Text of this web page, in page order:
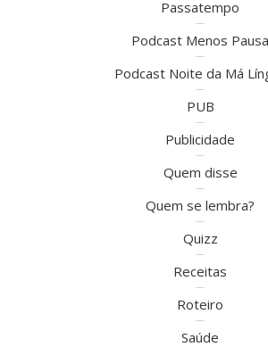
Passatempo
Podcast Menos Pausa
Podcast Noite da Má
PUB
Publicidade
Quem disse
Quem se lembra?
Quizz
Receitas
Roteiro
Saúde